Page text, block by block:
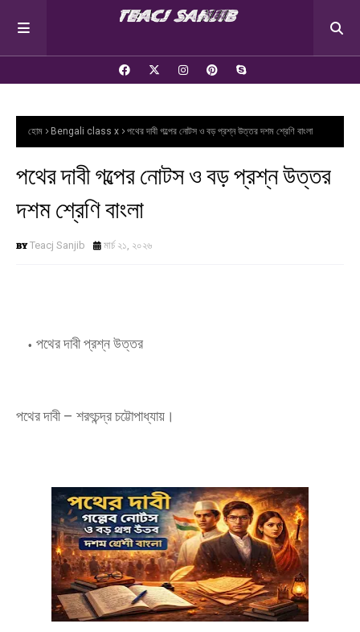
হোম Bengali class x পথের দাবী গল্পের নোটস ও বড় প্রশ্ন উত্তর দশম শ্রেণি বাংলা
পথের দাবী গল্পের নোটস ও বড় প্রশ্ন উত্তর
দশম শ্রেণি বাংলা
Teacj Sanjib মার্চ ২১, ২০২৬
পথের দাবী প্রশ্ন উত্তর
পথের দাবী – শরৎচন্দ্র চট্টোপাধ্যায়।